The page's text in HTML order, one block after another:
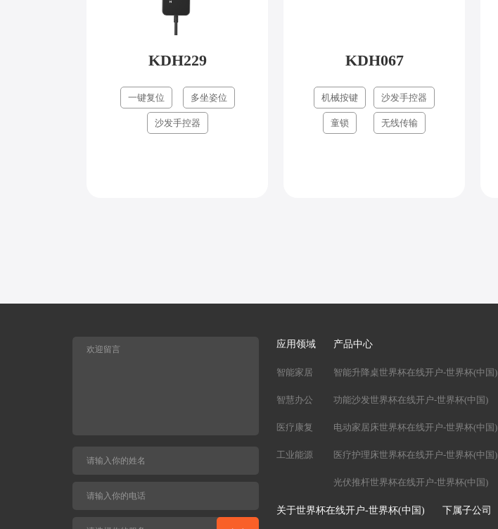
KDH229
一键复位 多坐姿位
沙发手控器
KDH067
机械按键 沙发手控器
童锁 无线传输
应用领域
智能家居
智慧办公
医疗康复
工业能源
产品中心
智能升降桌世界杯在线开户-世界杯(中国)
功能沙发世界杯在线开户-世界杯(中国)
电动家居床世界杯在线开户-世界杯(中国)
医疗护理床世界杯在线开户-世界杯(中国)
光伏推杆世界杯在线开户-世界杯(中国)
关于世界杯在线开户-世界杯(中国) 下属子公司